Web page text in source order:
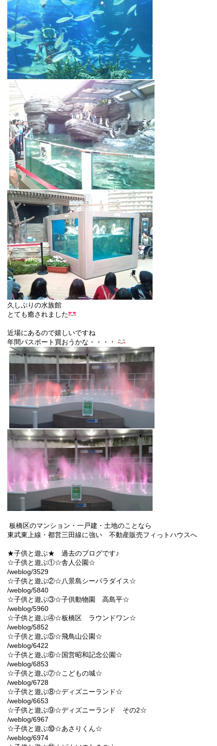
久しぶりの水族館
とても癒されました
近場にあるので嬉しいですね
年間パスポート買おうかな・・・・
板橋区のマンション・一戸建・土地のことなら
東武東上線・都営三田線に強い 不動産販売フィっトハウスへ
★子供と遊ぶ★ 過去のブログです♪
☆子供と遊ぶ①☆舎人公園☆
/weblog/3529
☆子供と遊ぶ②☆八景島シーパラダイス☆
/weblog/5840
☆子供と遊ぶ③☆子供動物園 高島平☆
/weblog/5960
☆子供と遊ぶ④☆板橋区 ラウンドワン☆
/weblog/5852
☆子供と遊ぶ⑤☆飛鳥山公園☆
/weblog/6422
☆子供と遊ぶ⑥☆国営昭和記念公園☆
/weblog/6853
☆子供と遊ぶ⑦☆こどもの城☆
/weblog/6728
☆子供と遊ぶ⑧☆ディズニーランド☆
/weblog/6653
☆子供と遊ぶ⑨☆ディズニーランド その2☆
/weblog/6967
☆子供と遊ぶ⑩☆あさりくん☆
/weblog/6974